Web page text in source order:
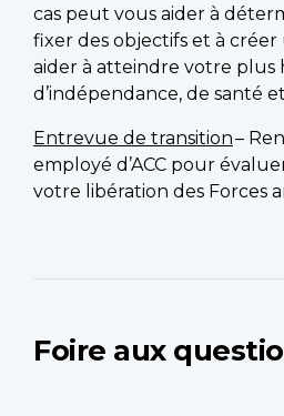
cas peut vous aider à
fixer des objectifs et à
aider à atteindre votre plus
d’indépendance, de santé
Entrevue de transition–
employé d’ACC pour
votre libération des Forces
Foire aux